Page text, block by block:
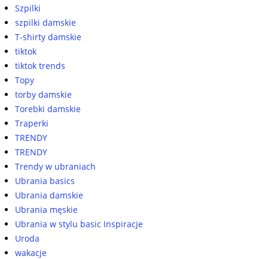
Szpilki
szpilki damskie
T-shirty damskie
tiktok
tiktok trends
Topy
torby damskie
Torebki damskie
Traperki
TRENDY
TRENDY
Trendy w ubraniach
Ubrania basics
Ubrania damskie
Ubrania męskie
Ubrania w stylu basic Inspiracje
Uroda
wakacje